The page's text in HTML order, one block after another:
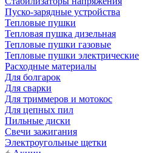
Пуско-зарядные устройства
Тепловые пушки
Тепловая пушка дизельная
Тепловые пушки газовые
Тепловые пушки электрические
Расходные материалы
Для болгарок
Для сварки
Для триммеров и мотокос
Для цепных пил
Пильные диски
Свечи зажигания
Электроугольные щетки